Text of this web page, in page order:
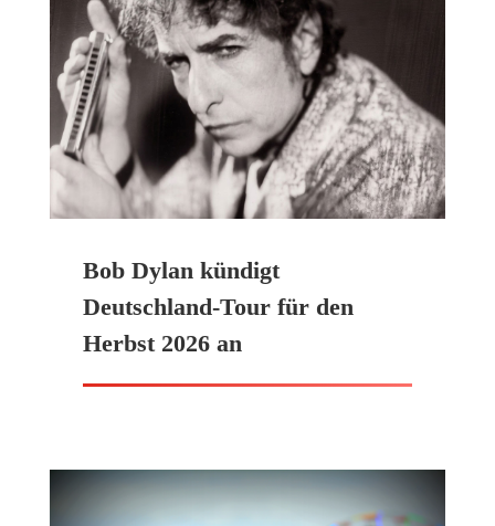
Bob Dylan kündigt
Deutschland-Tour für den
Herbst 2026 an